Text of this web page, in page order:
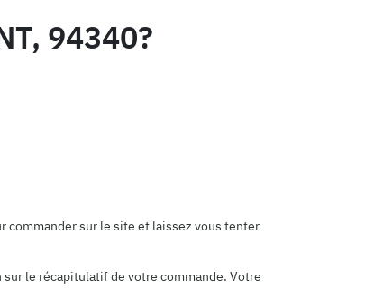
94340?
commander sur le site et laissez vous tenter
le récapitulatif de votre commande. Votre